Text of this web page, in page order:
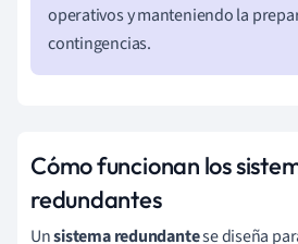
operativos y manteniendo la
contingencias.
Cómo funcionan los
redundantes
Unsistema redundantese diseña